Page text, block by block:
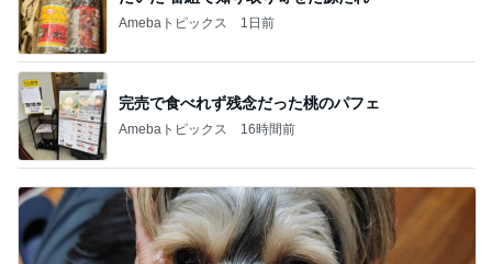
Amebaトピックス 1日前
完売で食べれず残念だった桃のパフェ
Amebaトピックス 16時間前